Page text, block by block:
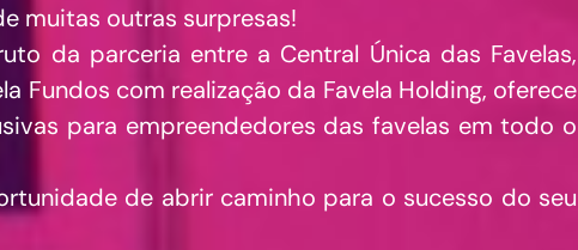
muitas outras surpresas!
da parceria entre a Central Única das Favelas,
Fundos com realização da Favela Holding, oferece
para empreendedores das favelas em todo o
de abrir caminho para o sucesso do seu